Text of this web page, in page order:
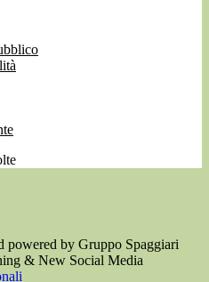
powered by Gruppo Spaggiari
& New Social Media